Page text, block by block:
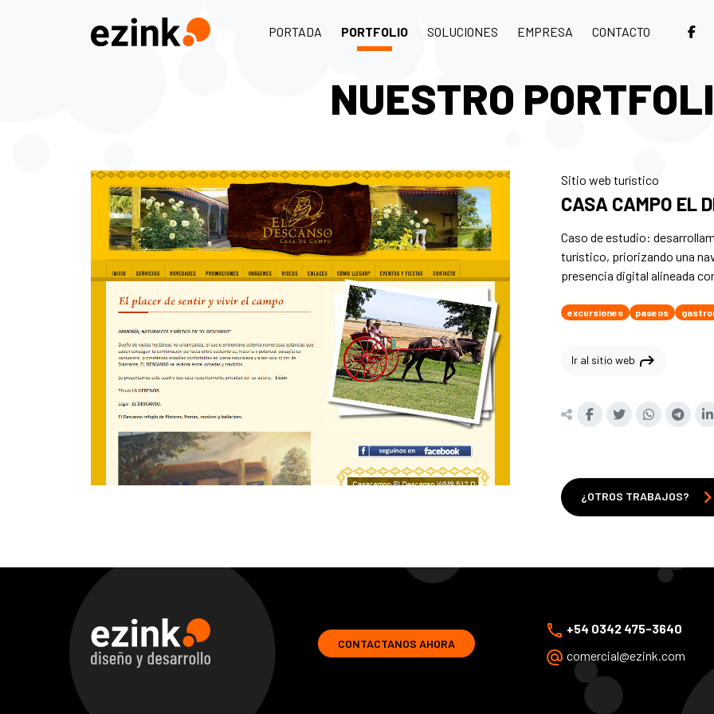
PORTADA PORTFOLIO SOLUCIONES EMPRESA CONTACTO
NUESTRO
Sitio web turístico
CASA CAMPO EL
Caso de estudio:
turístico, priorizando una
presencia digital alineada
excursiones paseos
Ir al sitio web shortcut
¿OTROS TRABAJOS?
ezink | diseno y desarrollo de soluciones web
CONTACTANOS AHORA
phone +54 0342 475-3640
alternate_email comercial@ezink.com